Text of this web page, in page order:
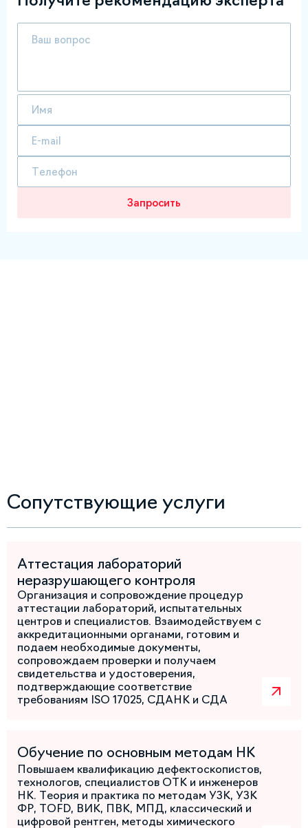
Запросить
Сопутствующие услуги
Аттестация лабораторий
неразрушающего контроля
Организация и сопровождение процедур
аттестации лабораторий, испытательных
центров и специалистов. Взаимодействуем с
аккредитационными органами, готовим и
подаем необходимые документы,
сопровождаем проверки и получаем
свидетельства и удостоверения,
подтверждающие соответствие
требованиям ISO 17025, СДАНК и СДА
Обучение по основным методам НК
Повышаем квалификацию дефектоскопистов,
технологов, специалистов ОТК и инженеров
НК. Теория и практика по методам УЗК, УЗК
ФР, TOFD, ВИК, ПВК, МПД, классический и
цифровой рентген, методы химического